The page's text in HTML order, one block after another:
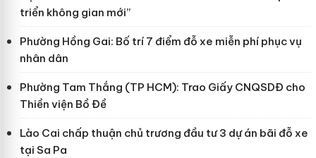
triển không gian mới”
Phường Hồng Gai: Bố trí 7 điểm đỗ xe miễn phí phục vụ
nhân dân
Phường Tam Thắng (TP HCM): Trao Giấy CNQSDĐ cho
Thiền viện Bồ Đề
Lào Cai chấp thuận chủ trương đầu tư 3 dự án bãi đỗ xe
tại Sa Pa